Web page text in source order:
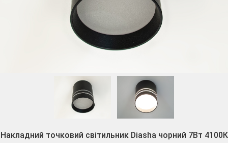
Накладний точковий світильник Diasha чорний 7Вт 4100К